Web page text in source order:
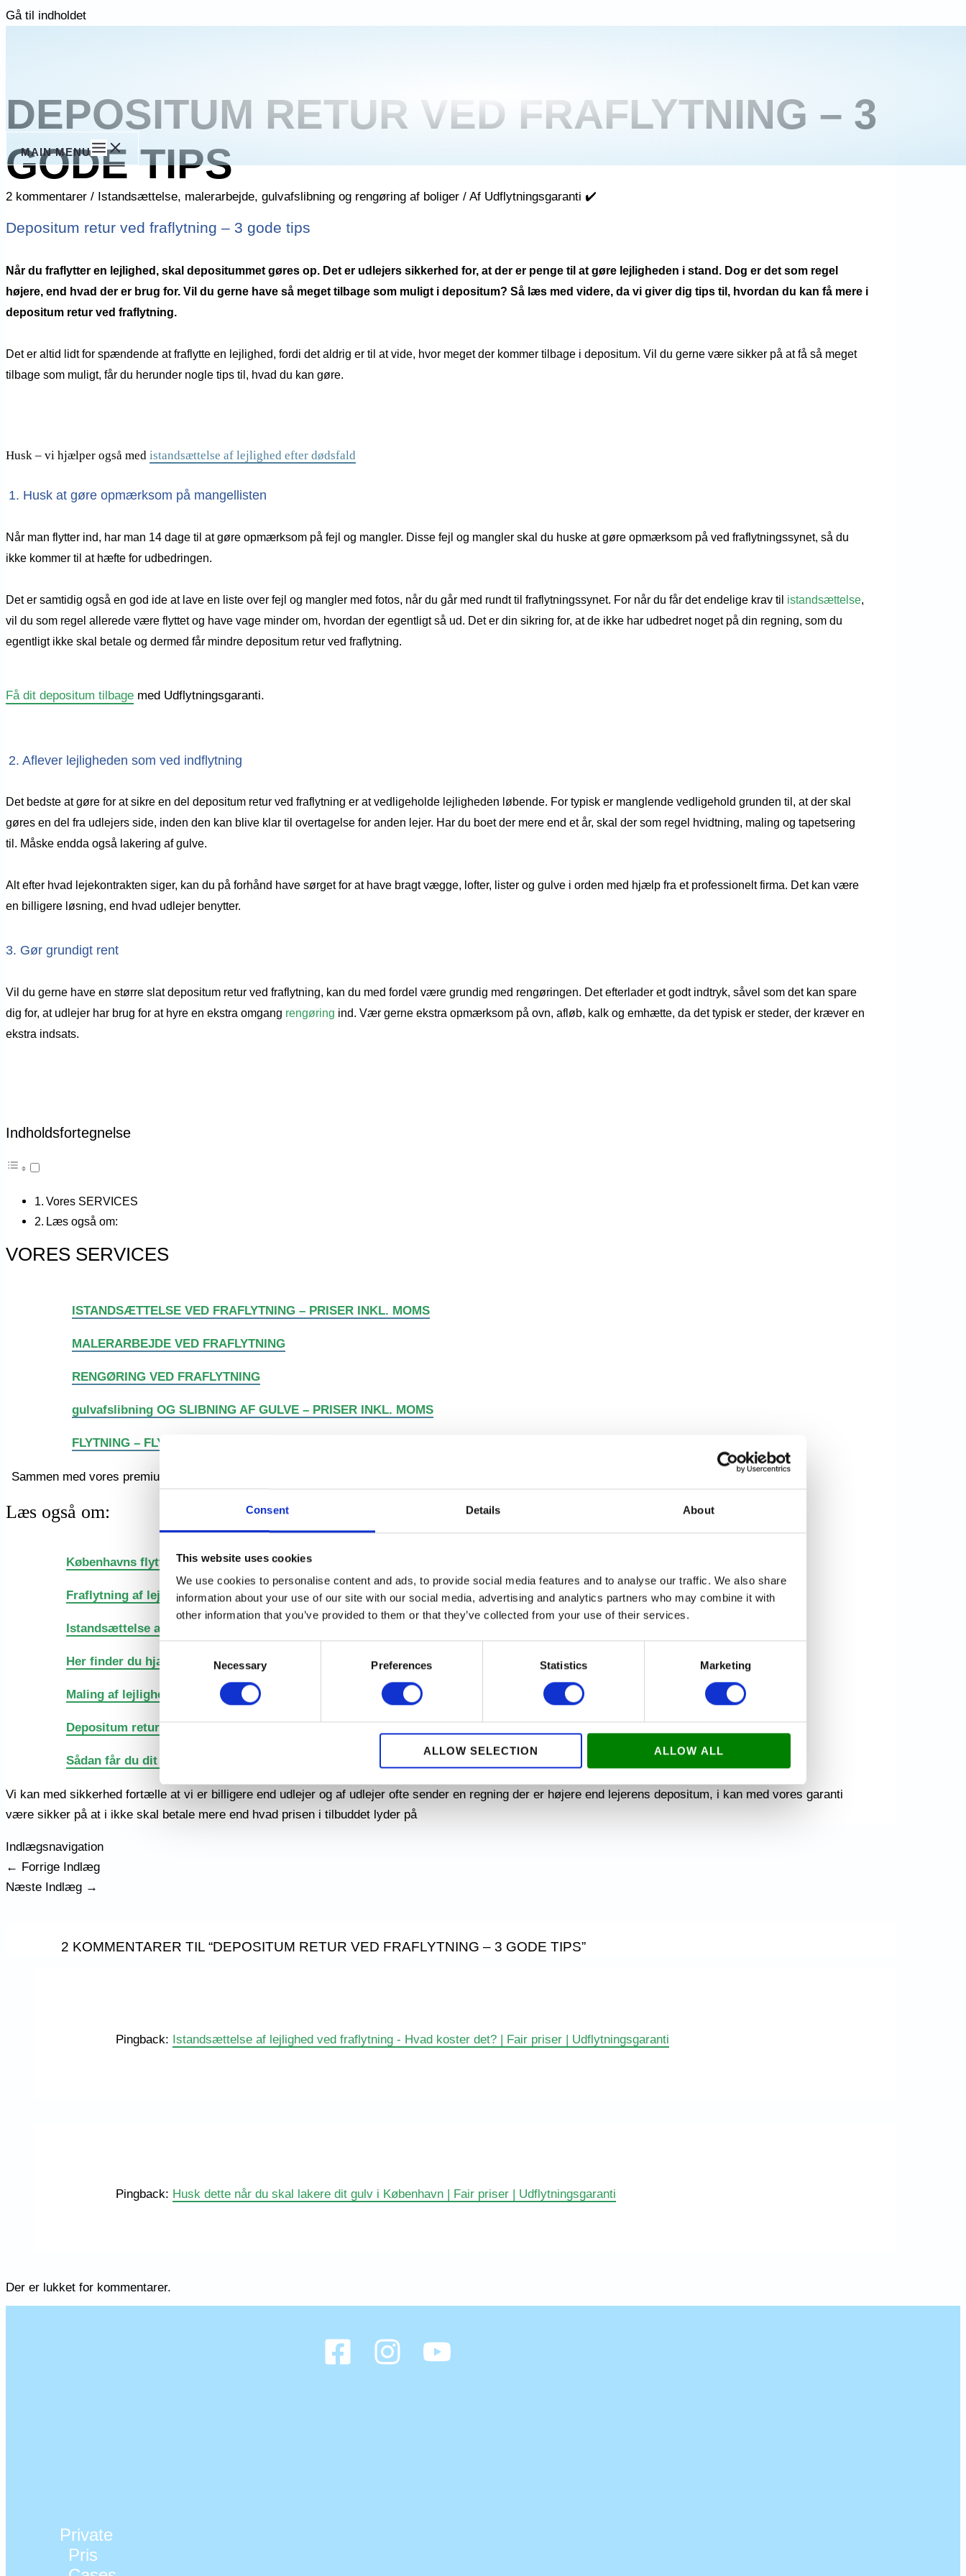
Consent Details About
This website uses cookies
We use cookies to personalise content and ads, to provide social media features and to analyse our traffic. We also share
information about your use of our site with our social media, advertising and analytics partners who may combine it with
other information that you’ve provided to them or that they’ve collected from your use of their services.
Selection
Necessary Preferences Statistics Marketing
ALLOW SELECTION ALLOW ALL
Gå til indholdet
MAIN MENU
DEPOSITUM RETUR VED FRAFLYTNING – 3
GODE TIPS
2 kommentarer / Istandsættelse, malerarbejde, gulvafslibning og rengøring af boliger / Af Udflytningsgaranti ✔️
Depositum retur ved fraflytning – 3 gode tips
Når du fraflytter en lejlighed, skal depositummet gøres op. Det er udlejers sikkerhed for, at der er penge til at gøre lejligheden i stand. Dog er det som regel
højere, end hvad der er brug for. Vil du gerne have så meget tilbage som muligt i depositum? Så læs med videre, da vi giver dig tips til, hvordan du kan få mere i
depositum retur ved fraflytning.
Det er altid lidt for spændende at fraflytte en lejlighed, fordi det aldrig er til at vide, hvor meget der kommer tilbage i depositum. Vil du gerne være sikker på at få så meget
tilbage som muligt, får du herunder nogle tips til, hvad du kan gøre.
Husk – vi hjælper også med istandsættelse af lejlighed efter dødsfald
1. Husk at gøre opmærksom på mangellisten
Når man flytter ind, har man 14 dage til at gøre opmærksom på fejl og mangler. Disse fejl og mangler skal du huske at gøre opmærksom på ved fraflytningssynet, så du
ikke kommer til at hæfte for udbedringen.
Det er samtidig også en god ide at lave en liste over fejl og mangler med fotos, når du går med rundt til fraflytningssynet. For når du får det endelige krav til istandsættelse,
vil du som regel allerede være flyttet og have vage minder om, hvordan der egentligt så ud. Det er din sikring for, at de ikke har udbedret noget på din regning, som du
egentligt ikke skal betale og dermed får mindre depositum retur ved fraflytning.
Få dit depositum tilbage med Udflytningsgaranti.
2. Aflever lejligheden som ved indflytning
Det bedste at gøre for at sikre en del depositum retur ved fraflytning er at vedligeholde lejligheden løbende. For typisk er manglende vedligehold grunden til, at der skal
gøres en del fra udlejers side, inden den kan blive klar til overtagelse for anden lejer. Har du boet der mere end et år, skal der som regel hvidtning, maling og tapetsering
til. Måske endda også lakering af gulve.
Alt efter hvad lejekontrakten siger, kan du på forhånd have sørget for at have bragt vægge, lofter, lister og gulve i orden med hjælp fra et professionelt firma. Det kan være
en billigere løsning, end hvad udlejer benytter.
3. Gør grundigt rent
Vil du gerne have en større slat depositum retur ved fraflytning, kan du med fordel være grundig med rengøringen. Det efterlader et godt indtryk, såvel som det kan spare
dig for, at udlejer har brug for at hyre en ekstra omgang rengøring ind. Vær gerne ekstra opmærksom på ovn, afløb, kalk og emhætte, da det typisk er steder, der kræver en
ekstra indsats.
Indholdsfortegnelse
Vores SERVICES
Læs også om:
VORES SERVICES
ISTANDSÆTTELSE VED FRAFLYTNING – PRISER INKL. MOMS
MALERARBEJDE VED FRAFLYTNING
RENGØRING VED FRAFLYTNING
gulvafslibning OG SLIBNING AF GULVE – PRISER INKL. MOMS
FLYTNING – FLYTTEFIRMA – PRISER INKL. MOMS
Sammen med vores premium
Læs også om:
Københavns flyttefolk der flytter i hele Danmark
Fraflytning af lejemål – nyistandsættelse og istandsættelse ved fraflytning til en fair pris
Istandsættelse af lejlighed efter dødsfald
Her finder du hjælp i lejeloven ved fraflytning
Maling af lejlighed ved fraflytning – Få en professionel maler til det
Depositum retur ved fraflytning – 3 gode tips
Sådan får du dit depositum retur
Vi kan med sikkerhed fortælle at vi er billigere end udlejer og af udlejer ofte sender en regning der er højere end lejerens depositum, i kan med vores garanti
være sikker på at i ikke skal betale mere end hvad prisen i tilbuddet lyder på
Indlægsnavigation
← Forrige Indlæg
Næste Indlæg →
2 KOMMENTARER TIL “DEPOSITUM RETUR VED FRAFLYTNING – 3 GODE TIPS”
Pingback: Istandsættelse af lejlighed ved fraflytning - Hvad koster det? | Fair priser | Udflytningsgaranti
Pingback: Husk dette når du skal lakere dit gulv i København | Fair priser | Udflytningsgaranti
Der er lukket for kommentarer.
Private
Pris